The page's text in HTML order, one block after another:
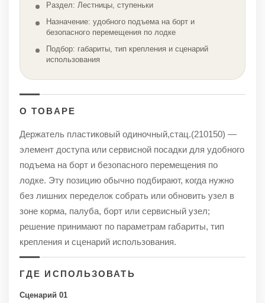
Раздел: Лестницы, ступеньки
Назначение: удобного подъема на борт и
безопасного перемещения по лодке
Подбор: габариты, тип крепления и сценарий
использования
О ТОВАРЕ
Держатель пластиковый одиночный,стац.(210150) —
элемент доступа или сервисной посадки для удобного
подъема на борт и безопасного перемещения по
лодке. Эту позицию обычно подбирают, когда нужно
без лишних переделок собрать или обновить узел в
зоне корма, палуба, борт или сервисный узел;
решение принимают по параметрам габариты, тип
крепления и сценарий использования.
ГДЕ ИСПОЛЬЗОВАТЬ
Сценарий 01